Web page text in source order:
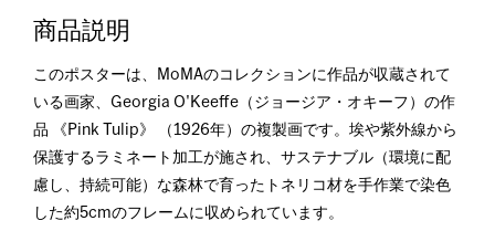
商品説明
このポスターは、MoMAのコレクションに作品が収蔵されて
いる画家、Georgia O'Keeffe（ジョージア・オキーフ）の作
品 《Pink Tulip》 （1926年）の複製画です。埃や紫外線から
保護するラミネート加工が施され、サステナブル（環境に配
慮し、持続可能）な森林で育ったトネリコ材を手作業で染色
した約5cmのフレームに収められています。